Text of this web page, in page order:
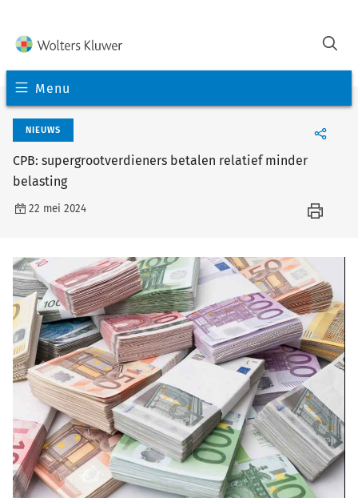
Menu
NIEUWS
CPB: supergrootverdieners betalen relatief minder
belasting
22 mei 2024